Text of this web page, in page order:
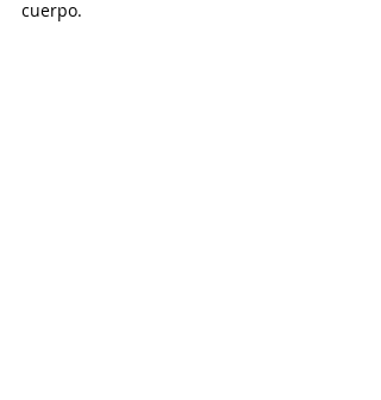
cuerpo.